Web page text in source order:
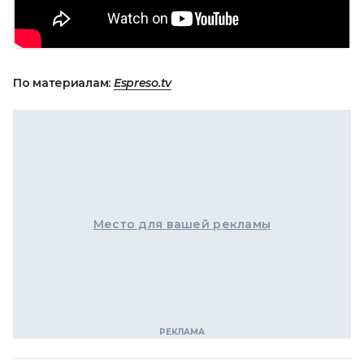
По материалам: Espreso.tv
Место для вашей рекламы